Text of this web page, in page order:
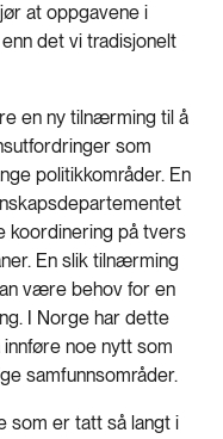
at oppgavene i
det vi tradisjonelt
en ny tilnærming til å
som
politikkområder. En
koordinering på tvers
En slik tilnærming
være behov for en
I Norge har dette
noe nytt som
samfunnsområder.
som er tatt så langt i